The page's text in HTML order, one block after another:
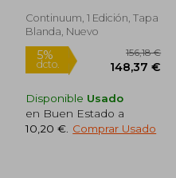
Inglés)
Kirsty Hughes
Continuum, 1 Edición, Tapa
Blanda, Nuevo
Disponible Usado
en Buen Estado a
10,20 € Comprar Usado